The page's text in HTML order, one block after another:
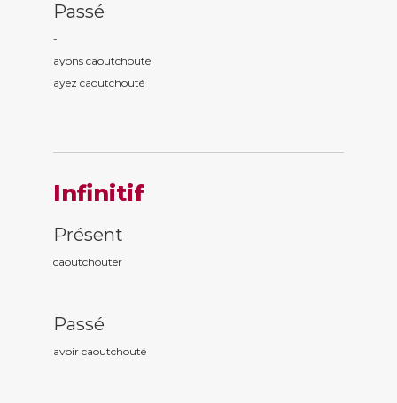
Passé
-
ayons caoutchouté
ayez caoutchouté
Infinitif
Présent
caoutchouter
Passé
avoir caoutchouté